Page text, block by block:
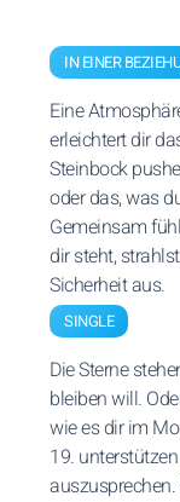
IN EINER
Eine
erleichtert dir
Steinbock
oder das, was
Gemeinsam
dir steht,
Sicherheit aus.
SINGLE
Die Sterne
bleiben will.
wie es dir im
19.
auszusprechen.